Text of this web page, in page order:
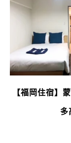
【福岡住宿】
多